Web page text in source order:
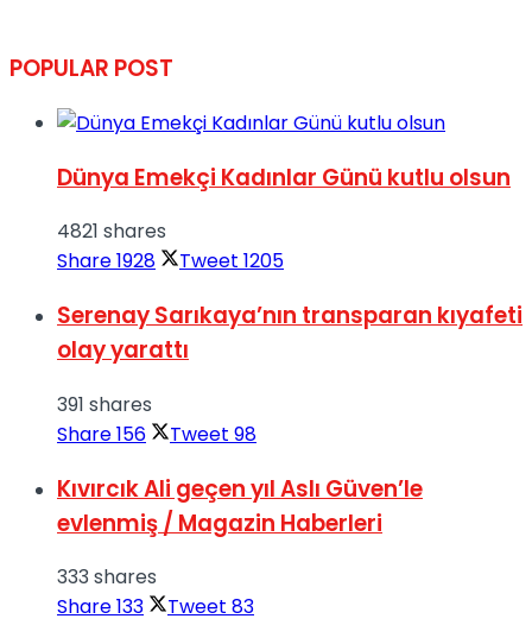
POPULAR POST
Dünya Emekçi Kadınlar Günü kutlu olsun
4821 shares
Share1928 Tweet 1205
Serenay Sarıkaya’nın transparan kıyafeti
olay yarattı
391 shares
Share156 Tweet 98
Kıvırcık Ali geçen yıl Aslı Güven’le
evlenmiş / Magazin Haberleri
333 shares
Share133 Tweet 83